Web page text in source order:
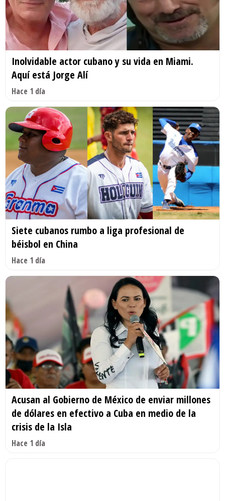
Inolvidable actor cubano y su vida en Miami.
Aquí está Jorge Alí
Hace 1 día
Siete cubanos rumbo a liga profesional de
béisbol en China
Hace 1 día
Acusan al Gobierno de México de enviar millones
de dólares en efectivo a Cuba en medio de la
crisis de la Isla
Hace 1 día